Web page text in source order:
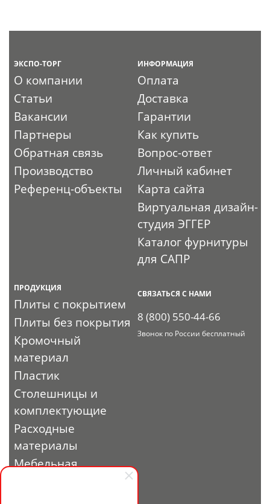
ЭКСПО-ТОРГ
О компании
Статьи
Вакансии
Партнеры
Обратная связь
Производство
Референц-объекты
ИНФОРМАЦИЯ
Оплата
Доставка
Гарантии
Как купить
Вопрос-ответ
Личный кабинет
Карта сайта
Виртуальная дизайн-
студия ЭГГЕР
Каталог фурнитуры
для САПР
ПРОДУКЦИЯ
Плиты с покрытием
Плиты без покрытия
Кромочный
материал
Пластик
Столешницы и
комплектующие
Расходные
материалы
Мебельная
СВЯЗАТЬСЯ С НАМИ
8 (800) 550-44-66
Звонок по России бесплатный